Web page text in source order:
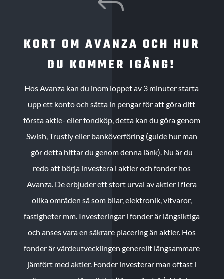
KORT OM AVANZA OCH HUR
DU KOMMER IGÅNG!
Hos Avanza kan du inom loppet av 3 minuter starta
upp ett konto och sätta in pengar för att göra ditt
första aktie- eller fondköp, detta kan du göra genom
Swish, Trustly eller banköverföring (guide hur man
gör detta hittar du genom denna länk). Nu är du
redo att börja investera i aktier och fonder hos
Avanza. De erbjuder ett stort urval av aktier i flera
olika områden så som bilar, elektronik, vitvaror,
fastigheter mm. Investeringar i fonder är långsiktiga
och anses vara en säkrare placering än aktier. Hos
fonder är värdeutvecklingen generellt långsammare
jämfört med aktier. Fonder investerar man oftast i